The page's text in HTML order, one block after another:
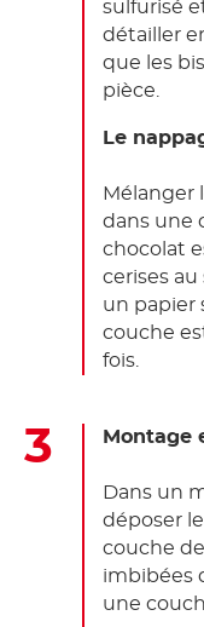
sulfurisé
détailler
que les
pièce.
Le
Mélanger
dans une
chocolat
cerises au
un papier
couche
fois.
Montage
Dans un
déposer
couche
imbibées
une